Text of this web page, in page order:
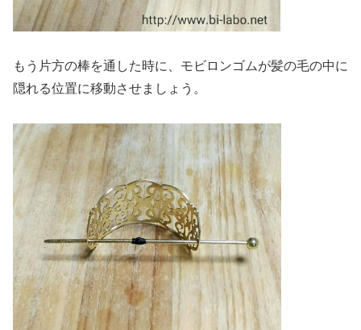
もう片方の棒を通した時に、モビロンゴムが髪の毛の中に
隠れる位置に移動させましょう。